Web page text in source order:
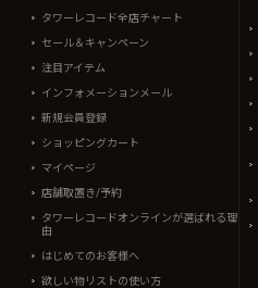
タワーレコード全店チャート
セール＆キャンペーン
注目アイテム
インフォメーションメール
新規会員登録
ショッピングカート
マイページ
店舗取置き/予約
タワーレコードオンラインが選ばれる理
由
はじめてのお客様へ
欲しい物リストの使い方